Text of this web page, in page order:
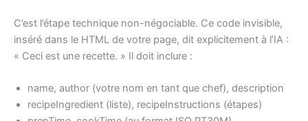
C’est l’étape technique non-négociable. Ce code invisible,
inséré dans le HTML de votre page, dit explicitement à l’IA :
« Ceci est une recette. » Il doit inclure :
name, author (votre nom en tant que chef), description
recipeIngredient (liste), recipeInstructions (étapes)